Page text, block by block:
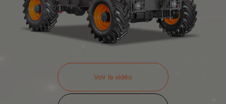
Voir la vidéo